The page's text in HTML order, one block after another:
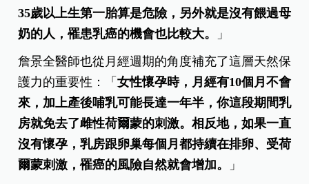
35歲以上生第一胎算是危險，另外就是沒有餵過母
奶的人，罹患乳癌的機會也比較大。
」
詹景全醫師也從月經週期的角度補充了這層天然保
護力的重要性：「女性懷孕時，月經有10個月不會
來，加上產後哺乳可能長達一年半，你這段期間乳
房就免去了雌性荷爾蒙的刺激。相反地，如果一直
沒有懷孕，乳房跟卵巢每個月都持續在排卵、受荷
爾蒙刺激，罹癌的風險自然就會增加。
」